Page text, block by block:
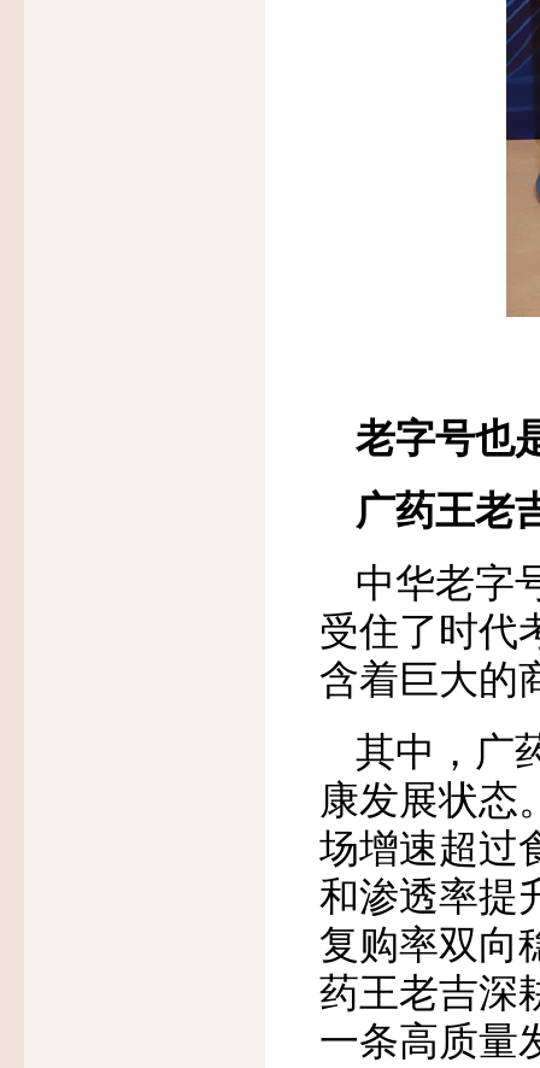
老字号也
广药王老
中华老字
受住了时代
含着巨大的
其中，广
康发展状态
场增速超过
和渗透率提
复购率双向
药王老吉深
一条高质量